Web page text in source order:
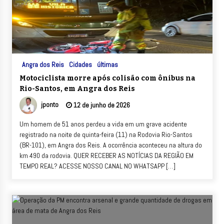
Angra dos Reis Cidades últimas
Motociclista morre após colisão com ônibus na
Rio-Santos, em Angra dos Reis
jponto 12 de junho de 2026
Um homem de 51 anos perdeu a vida em um grave acidente
registrado na noite de quinta-feira (11) na Rodovia Rio-Santos
(BR-101), em Angra dos Reis. A ocorrência aconteceu na altura do
km 490 da rodovia. QUER RECEBER AS NOTÍCIAS DA REGIÃO EM
TEMPO REAL? ACESSE NOSSO CANAL NO WHATSAPP […]